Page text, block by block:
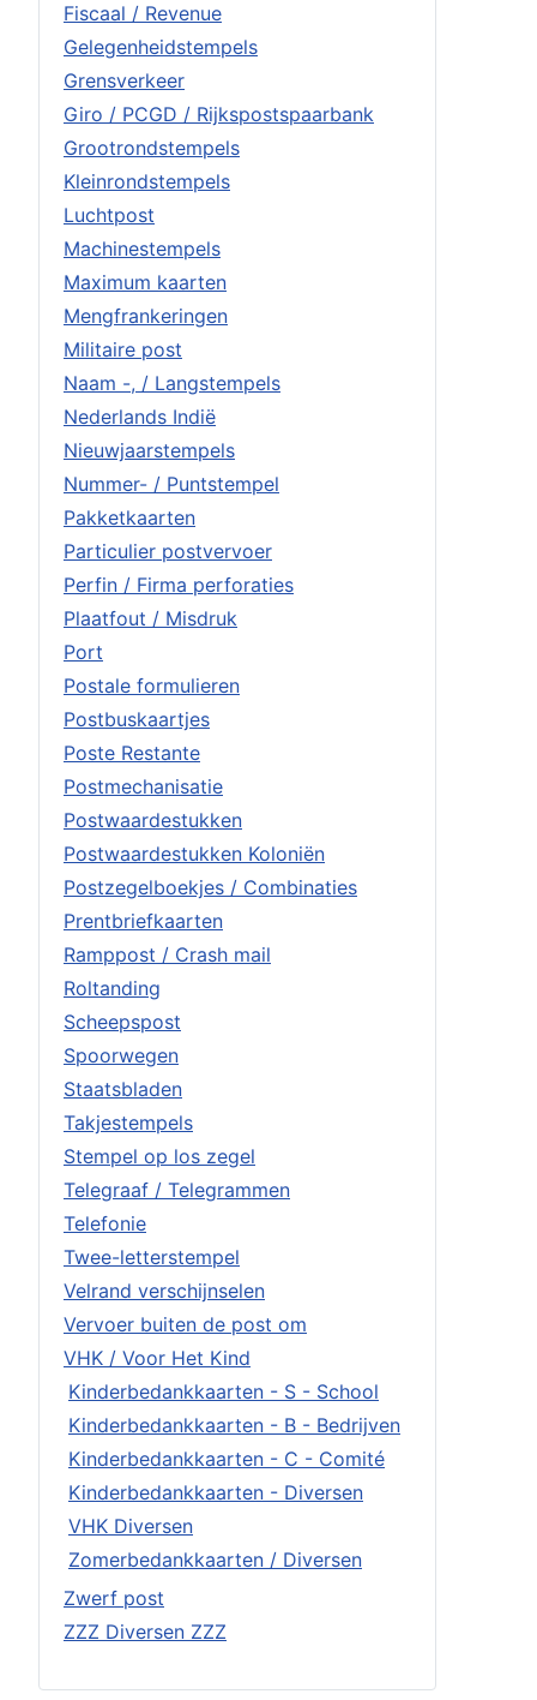
Fiscaal / Revenue
Gelegenheidstempels
Grensverkeer
Giro / PCGD / Rijkspostspaarbank
Grootrondstempels
Kleinrondstempels
Luchtpost
Machinestempels
Maximum kaarten
Mengfrankeringen
Militaire post
Naam -, / Langstempels
Nederlands Indië
Nieuwjaarstempels
Nummer- / Puntstempel
Pakketkaarten
Particulier postvervoer
Perfin / Firma perforaties
Plaatfout / Misdruk
Port
Postale formulieren
Postbuskaartjes
Poste Restante
Postmechanisatie
Postwaardestukken
Postwaardestukken Koloniën
Postzegelboekjes / Combinaties
Prentbriefkaarten
Ramppost / Crash mail
Roltanding
Scheepspost
Spoorwegen
Staatsbladen
Takjestempels
Stempel op los zegel
Telegraaf / Telegrammen
Telefonie
Twee-letterstempel
Velrand verschijnselen
Vervoer buiten de post om
VHK / Voor Het Kind
Kinderbedankkaarten - S - School
Kinderbedankkaarten - B - Bedrijven
Kinderbedankkaarten - C - Comité
Kinderbedankkaarten - Diversen
VHK Diversen
Zomerbedankkaarten / Diversen
Zwerf post
ZZZ Diversen ZZZ